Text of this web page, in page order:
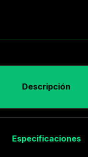
Descripción
Especificaciones